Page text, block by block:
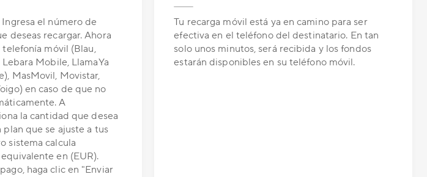
el número de
deseas recargar. Ahora
móvil (Blau,
Mobile, LlamaYa
MasMovil, Movistar,
en caso de que no
A
la cantidad que desea
plan que se ajuste a tus
sistema calcula
en (EUR).
haga clic en "Enviar
Tu recarga móvil está ya en camino para ser
efectiva en el teléfono del destinatario. En tan
solo unos minutos, será recibida y los fondos
estarán disponibles en su teléfono móvil.